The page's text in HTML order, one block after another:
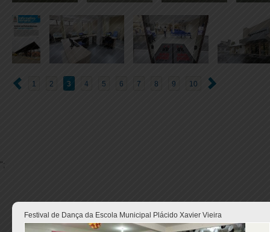
1 2 3 4 5 6 7 8 9 10
";
Festival de Dança da Escola Municipal Plácido Xavier Vieira